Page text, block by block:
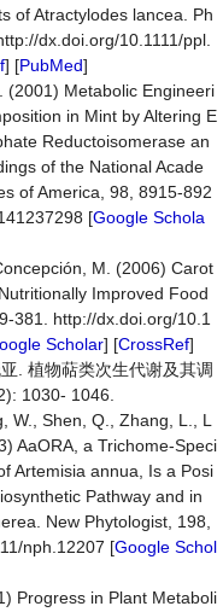
of Atractylodes lancea. Ph
dx.doi.org/10.1111/ppl.
] [PubMed]
(2001) Metabolic Engineeri
in Mint by Altering E
Reductoisomerase an
of the National Acade
of America, 98, 8915-892
[Google Schola
M. (2006) Carot
Improved Food
381. http://dx.doi.org/10.1
Scholar] [CrossRef]
. 植物萜类次生代谢及其调
1030- 1046.
W., Shen, Q., Zhang, L., L
AaORA, a Trichome-Speci
Artemisia annua, Is a Posi
Pathway and in
New Phytologist, 198,
nph.12207 [Google Schol
Progress in Plant Metaboli